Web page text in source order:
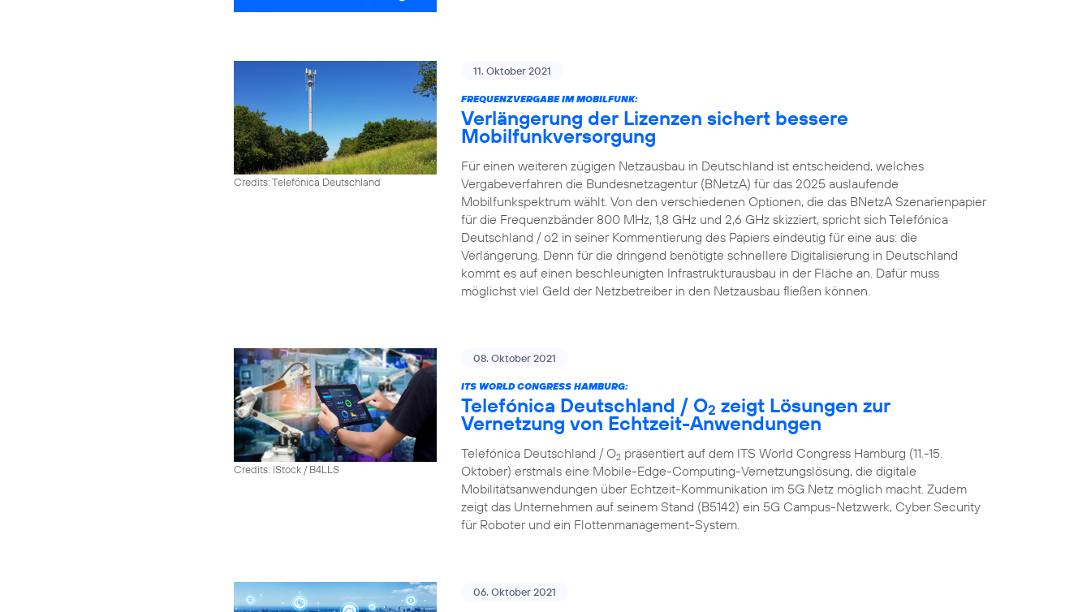
Credits: Telefónica Deutschland
11. Oktober 2021
FREQUENZVERGABE IM MOBILFUNK:
Verlängerung der Lizenzen sichert bessere
Mobilfunkversorgung
Für einen weiteren zügigen Netzausbau in Deutschland ist entscheidend, welches
Vergabeverfahren die Bundesnetzagentur (BNetzA) für das 2025 auslaufende
Mobilfunkspektrum wählt. Von den verschiedenen Optionen, die das BNetzA Szenarienpapier
für die Frequenzbänder 800 MHz, 1,8 GHz und 2,6 GHz skizziert, spricht sich Telefónica
Deutschland / o2 in seiner Kommentierung des Papiers eindeutig für eine aus: die
Verlängerung. Denn für die dringend benötigte schnellere Digitalisierung in Deutschland
kommt es auf einen beschleunigten Infrastrukturausbau in der Fläche an. Dafür muss
möglichst viel Geld der Netzbetreiber in den Netzausbau fließen können.
Credits: iStock / B4LLS
08. Oktober 2021
ITS WORLD CONGRESS HAMBURG:
Telefónica Deutschland / O2 zeigt Lösungen zur
Vernetzung von Echtzeit-Anwendungen
Telefónica Deutschland / O2 präsentiert auf dem ITS World Congress Hamburg (11.-15.
Oktober) erstmals eine Mobile-Edge-Computing-Vernetzungslösung, die digitale
Mobilitätsanwendungen über Echtzeit-Kommunikation im 5G Netz möglich macht. Zudem
zeigt das Unternehmen auf seinem Stand (B5142) ein 5G Campus-Netzwerk, Cyber Security
für Roboter und ein Flottenmanagement-System.
06. Oktober 2021